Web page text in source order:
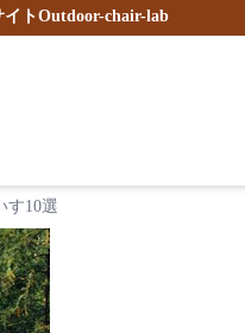
トOutdoor-chair-lab
す10選